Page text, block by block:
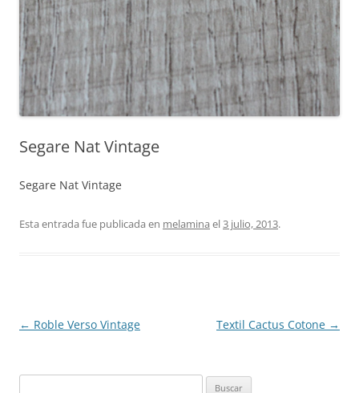
Segare Nat Vintage
Segare Nat Vintage
Esta entrada fue publicada en melamina el3 julio, 2013.
Navegación
← Roble Verso Vintage Textil Cactus Cotone →